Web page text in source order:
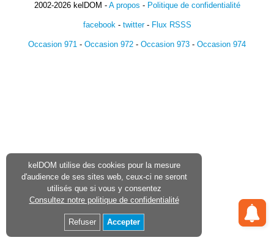
2002-2026 kelDOM - A propos - Politique de confidentialité
facebook- twitter- Flux RSSS
Occasion 971 - Occasion 972 - Occasion 973 - Occasion 974
kelDOM utilise des cookies pour la mesure
d'audience de ses sites web, ceux-ci ne seront
utilisés que si vous y consentez
Consultez notre politique de confidentialité
Refuser Accepter